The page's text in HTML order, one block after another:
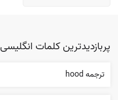
پربازدیدترین کلمات انگلیسی
ترجمه hood